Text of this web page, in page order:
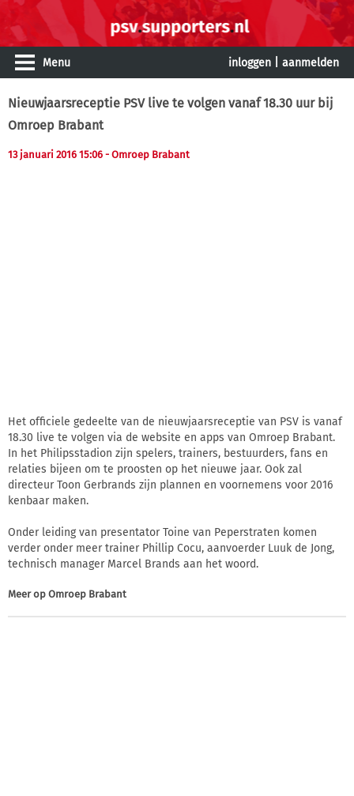
Menu inloggen aanmelden
Nieuwjaarsreceptie PSV live te volgen vanaf 18.30 uur bij
Omroep Brabant
13 januari 2016 15:06 - Omroep Brabant
Het officiele gedeelte van de nieuwjaarsreceptie van PSV is vanaf
18.30 live te volgen via de website en apps van Omroep Brabant.
In het Philipsstadion zijn spelers, trainers, bestuurders, fans en
relaties bijeen om te proosten op het nieuwe jaar. Ook zal
directeur Toon Gerbrands zijn plannen en voornemens voor 2016
kenbaar maken.
Onder leiding van presentator Toine van Peperstraten komen
verder onder meer trainer Phillip Cocu, aanvoerder Luuk de Jong,
technisch manager Marcel Brands aan het woord.
Meer op Omroep Brabant